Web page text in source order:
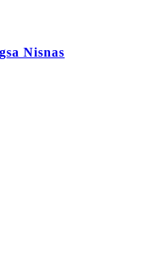
Nisnas